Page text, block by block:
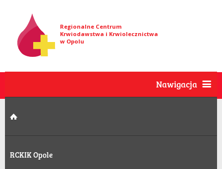
Regionalne Centrum
Krwiodawstwa i Krwiolecznictwa
w Opolu
Nawigacja
RCKIK Opole